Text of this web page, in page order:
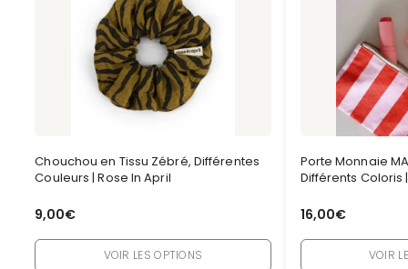
Chouchou en Tissu Zébré, Différentes
Couleurs | Rose In April
9,00€
VOIR LES OPTIONS
Porte Monnaie
Différents Coloris
16,00€
VOIR